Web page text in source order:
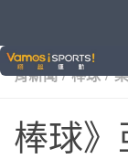
中信兄弟 / 中華職
育新聞 / 棒球 /
棒球》